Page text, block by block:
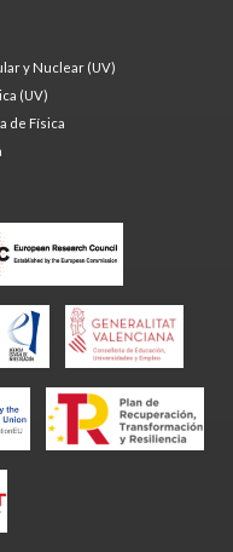
y Nuclear (UV)
(UV)
de Física